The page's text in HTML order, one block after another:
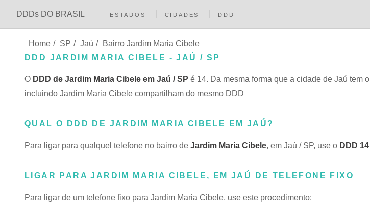
DDDs DO BRASIL ESTADOS CIDADES DDD
Home / SP / Jaú /
Bairro Jardim Maria Cibele
DDD JARDIM MARIA CIBELE - JAÚ / SP
O DDD de Jardim Maria Cibele em Jaú / SP é 14. Da mesma forma que a cidade de Jaú tem o
incluindo Jardim Maria Cibele compartilham do mesmo DDD
QUAL O DDD DE JARDIM MARIA CIBELE EM JAÚ?
Para ligar para qualquel telefone no bairro de Jardim Maria Cibele, em Jaú / SP, use o DDD 14
LIGAR PARA JARDIM MARIA CIBELE, EM JAÚ DE TELEFONE FIXO
Para ligar de um telefone fixo para Jardim Maria Cibele, use este procedimento: